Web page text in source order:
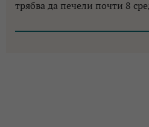
трябва да печели почти 8